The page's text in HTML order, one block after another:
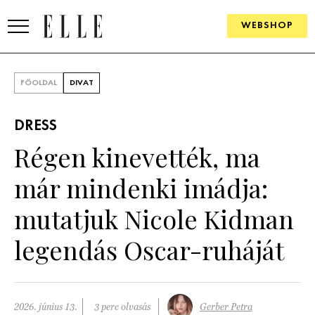
WEBSHOP
SZÉPSÉG
PSZICHÉ
PÁRKAPCSOLAT
FŐOLDAL DIVAT
DRESS
Régen kinevették, ma
már mindenki imádja:
mutatjuk Nicole Kidman
legendás Oscar-ruháját
2026. június 13. 3 perc olvasás Gerber Petra